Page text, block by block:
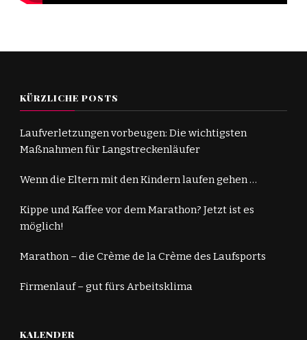
KÜRZLICHE POSTS
Laufverletzungen vorbeugen: Die wichtigsten
Maßnahmen für Langstreckenläufer
Wenn die Eltern mit den Kindern laufen gehen …
Kippe und Kaffee vor dem Marathon? Jetzt ist es
möglich!
Marathon – die Crème de la Crème des Laufsports
Firmenlauf – gut fürs Arbeitsklima
KALENDER